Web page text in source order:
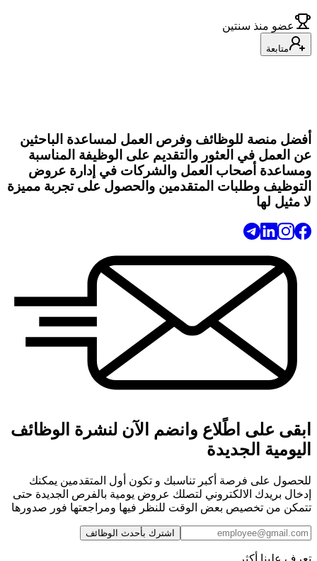
عضو منذ سنتين
متابعة
أفضل منصة للوظائف وفرص العمل لمساعدة الباحثين
عن العمل في العثور والتقديم على الوظيفة المناسبة
ومساعدة أصحاب العمل والشركات في إدارة عروض
التوظيف وطلبات المتقدمين والحصول على تجربة مميزة
لا مثيل لها
ابقى على اطًلاع وانضم الآن لنشرة الوظائف
اليومية الجديدة
للحصول على فرصة أكبر تناسبك و تكون أول المتقدمين يمكنك
إدخال بريدك الالكتروني لتصلك عروض يومية بالفرص الجديدة حتى
تتمكن من تخصيص بعض الوقت للنظر فيها ومراجعتها فور صدورها
اشترك بأحدث الوظائف
تعرف علينا أكثر